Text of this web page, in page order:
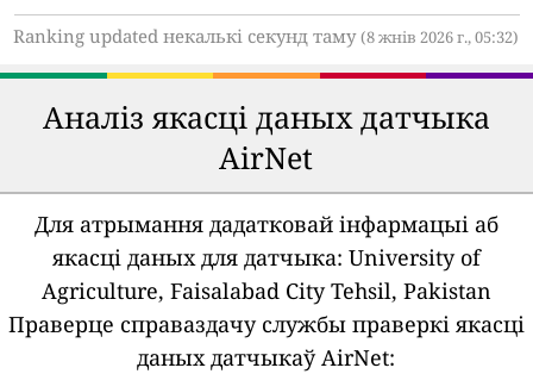
Ranking updated некалькі секунд таму(8 жнів 2026 г., 05:32)
Аналіз якасці даных датчыка
AirNet
Для атрымання дадатковай інфармацыі аб
якасці даных для датчыка: University of
Agriculture, Faisalabad City Tehsil, Pakistan
Праверце справаздачу службы праверкі якасці
даных датчыкаў AirNet: